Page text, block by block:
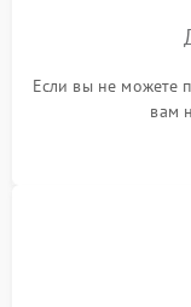
Если вы не можете
вам